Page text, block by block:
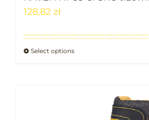
128,82 zł
Select options